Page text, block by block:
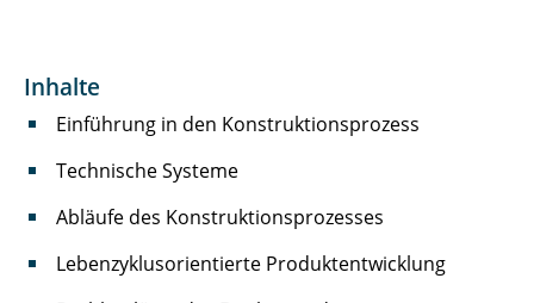
Inhalte
Einführung in den Konstruktionsprozess
Technische Systeme
Abläufe des Konstruktionsprozesses
Lebenzyklusorientierte Produktentwicklung